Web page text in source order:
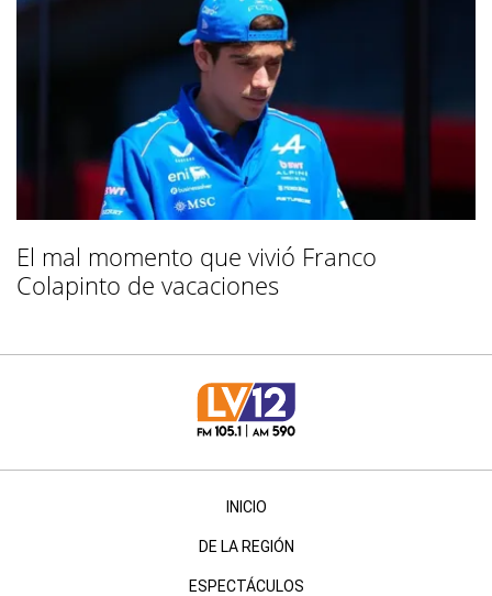
El mal momento que vivió Franco
Colapinto de vacaciones
INICIO
DE LA REGIÓN
ESPECTÁCULOS